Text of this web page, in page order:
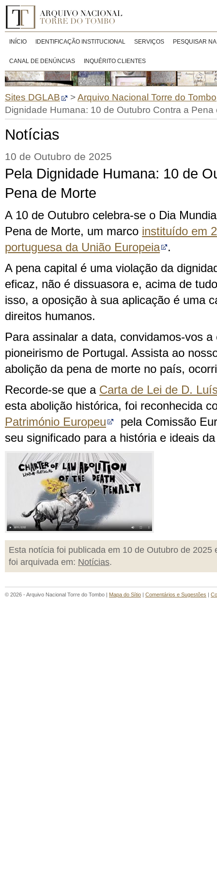
INÍCIO IDENTIFICAÇÃO INSTITUCIONAL SERVIÇOS PESQUISAR
CANAL DE DENÚNCIAS INQUÉRITO CLIENTES
Sites DGLAB >Arquivo Nacional Torre do Tombo
Dignidade Humana: 10 de Outubro Contra a Pena
Notícias
10 de Outubro de 2025
Pela Dignidade Humana: 10 de
Pena de Morte
A 10 de Outubro celebra-se o Dia
Pena de Morte, um marco instituído em
portuguesa da União Europeia
.
A pena capital é uma violação da
eficaz, não é dissuasora e, acima de
isso, a oposição à sua aplicação é uma
direitos humanos.
Para assinalar a data, convidamos-vos a
pioneirismo de Portugal. Assista ao
abolição da pena de morte no país,
Recorde-se que a Carta de Lei de D.
esta abolição histórica, foi reconhecida
Património Europeu
pela Comissão
seu significado para a história e ideais
Esta notícia foi publicada em 10 de Outubro de 2025
foi arquivada em: Notícias.
© 2026 - Arquivo Nacional Torre do Tombo | Mapa do Sítio | Comentários e Sugestões |